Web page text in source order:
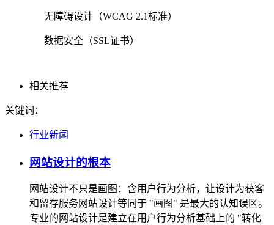
无障碍设计（WCAG 2.1标准）
数据安全（SSL证书）
相关推荐
关键词：
行业新闻
网站设计的根本
网站设计不只是画图：含用户行为分析，让设计为获客
和留存服务网站设计等同于 "画图" 是最大的认知误区。
专业的网站设计是建立在用户行为分析基础上的 "转化